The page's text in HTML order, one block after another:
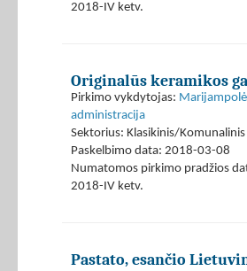
2018-IV ketv.
Originalūs keramikos
Pirkimo vykdytojas:
administracija
Sektorius: Klasikinis/
Paskelbimo data: 2018-03-08
Numatomos pirkimo pradžios
2018-IV ketv.
Pastato, esančio